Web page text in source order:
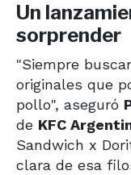
Un
sorprender
"Siempre
originales que
pollo", aseguró
de KFC
Sandwich x
clara de esa